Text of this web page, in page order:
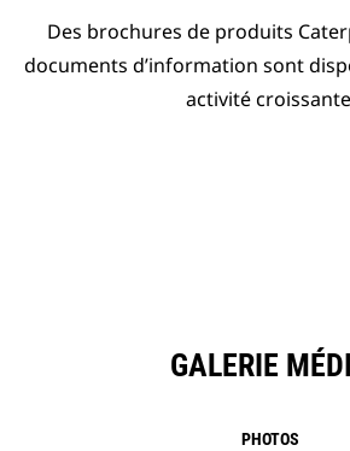
Des brochures de produits
documents d’information sont
activité
GALERIE
PHOTOS